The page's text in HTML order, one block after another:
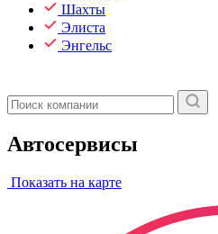
Шахты
Элиста
Энгельс
Автосервисы
Показать на карте